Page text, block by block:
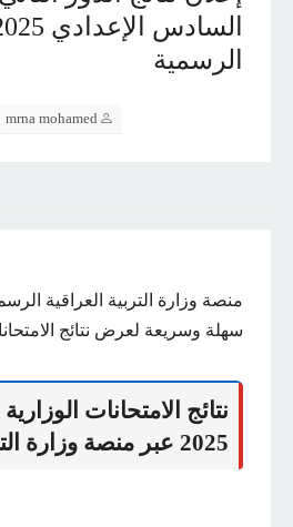
الرسمية
mrna mohamed
سهلة وسريعة لعرض نتائج
نتائج الامتحانات
2025 عبر منصة وزارة التربية